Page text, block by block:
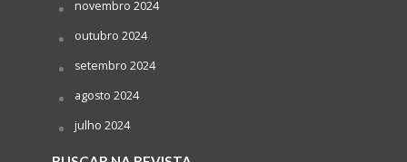
novembro 2024
outubro 2024
setembro 2024
agosto 2024
julho 2024